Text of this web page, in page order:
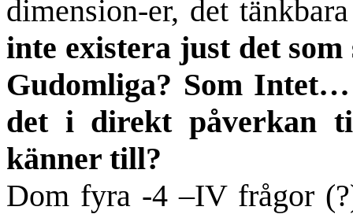
dimension-er, det
inte existera just det
Gudomliga? Som
det i direkt påverkan
känner till?
Dom fyra -4 –IV frågor